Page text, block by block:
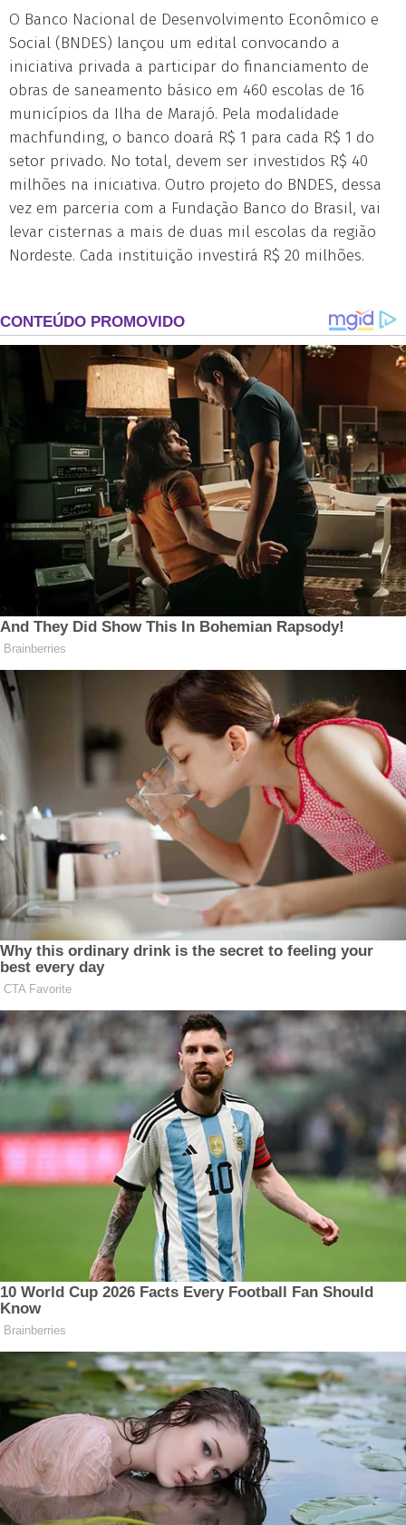
O Banco Nacional de Desenvolvimento Econômico e
Social (BNDES) lançou um edital convocando a
iniciativa privada a participar do financiamento de
obras de saneamento básico em 460 escolas de 16
municípios da Ilha de Marajó. Pela modalidade
machfunding, o banco doará R$ 1 para cada R$ 1 do
setor privado. No total, devem ser investidos R$ 40
milhões na iniciativa. Outro projeto do BNDES, dessa
vez em parceria com a Fundação Banco do Brasil, vai
levar cisternas a mais de duas mil escolas da região
Nordeste. Cada instituição investirá R$ 20 milhões.